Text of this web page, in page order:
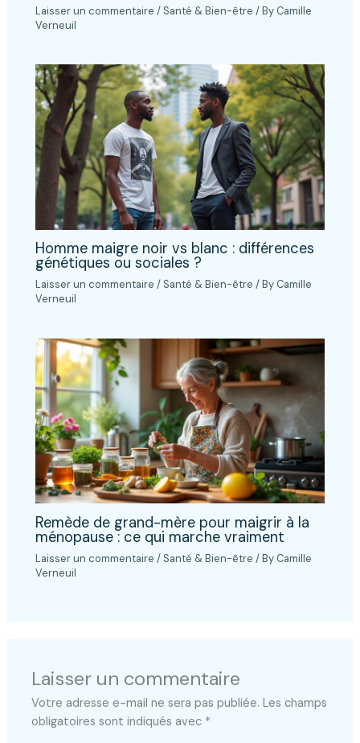
Laisser un commentaire / Santé & Bien-être / By Camille
Verneuil
Homme maigre noir vs blanc : différences
génétiques ou sociales ?
Laisser un commentaire / Santé & Bien-être / By Camille
Verneuil
Remède de grand-mère pour maigrir à la
ménopause : ce qui marche vraiment
Laisser un commentaire / Santé & Bien-être / By Camille
Verneuil
Laisser un commentaire
Votre adresse e-mail ne sera pas publiée. Les champs
obligatoires sont indiqués avec *